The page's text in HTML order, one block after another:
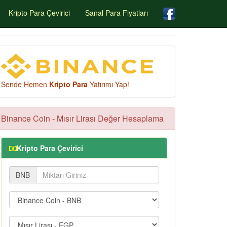
Kripto Para Çevirici Sanal Para Fiyatları
Sende Hemen Kripto Para Yatırımı Yap!
Binance Coin - Mısır Lirası Değer Hesaplama
Kripto Para Çevirici
BNB